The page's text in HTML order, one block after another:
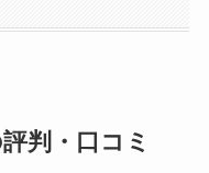
判・口コミ